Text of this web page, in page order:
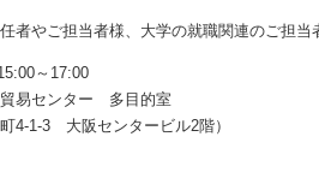
者やご担当者様、大学の就職関連のご担当
～17:00
貿易センター 多目的室
3 大阪センタービル2階）